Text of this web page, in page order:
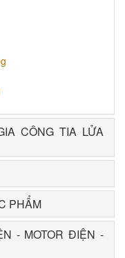
CÔNG TIA LỬA
PHẨM
- MOTOR ĐIỆN -